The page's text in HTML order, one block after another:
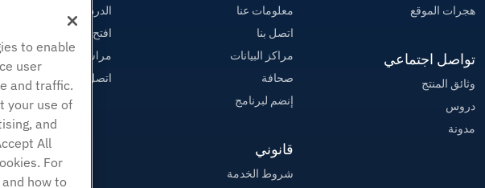
هجرات الموقع
تواصل اجتماعي
وثائق المنتج
دروس
مدونة
معلومات عنا
اتصل بنا
مراكز البيانات
صحافة
إنضم لبرنامج
قانوني
شروط الخدمة
الدردشة الحية معنا
افتح تذكرة الدعم
مراسلتنا على البريد
اتصل بنا (888) 404-1279
to enable
user
and traffic.
your use of
and
All
For
how to